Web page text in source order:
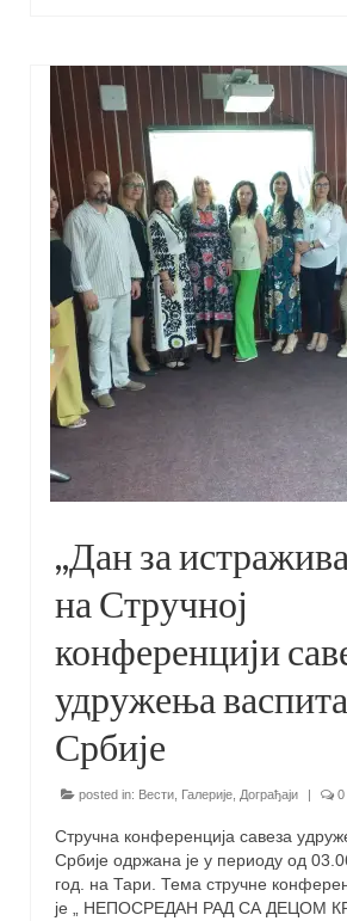
,,Дан за
на Стручној
конференцији
удружења
Србије
posted in: Вести Галерије Дограђаји | 0
Стручна конференција савеза
Србије одржана је у периоду од
год. на Тари. Тема стручне
је „ НЕПОСРЕДАН РАД СА ДЕЦОМ